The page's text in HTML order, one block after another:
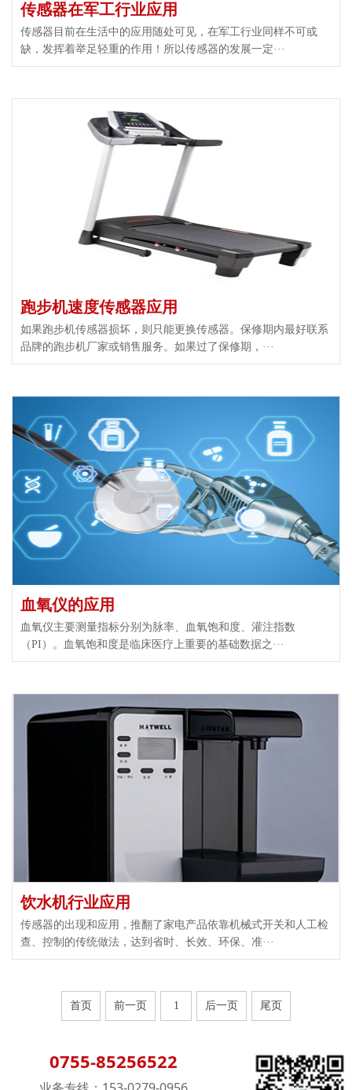
传感器在军工行业应用
传感器目前在生活中的应用随处可见，在军工行业同样不可或
缺，发挥着举足轻重的作用！所以传感器的发展一定···
跑步机速度传感器应用
如果跑步机传感器损坏，则只能更换传感器。保修期内最好联系
品牌的跑步机厂家或销售服务。如果过了保修期，···
血氧仪的应用
​血氧仪主要测量指标分别为脉率、血氧饱和度、灌注指数
（PI）。血氧饱和度是临床医疗上重要的基础数据之···
饮水机行业应用
传感器的出现和应用，推翻了家电产品依靠机械式开关和人工检
查、控制的传统做法，达到省时、长效、环保、准···
首页 前一页 1 后一页 尾页
0755-85256522